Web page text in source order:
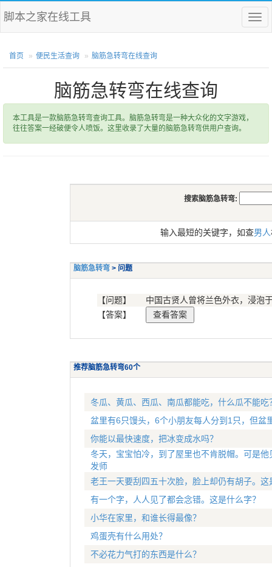
菜
单
脚本之家在线工具
首页 便民生活查询 脑筋急转弯在线查询
脑筋急转弯在线查询
本工具是一款脑筋急转弯查询工具。脑筋急转弯是一种大众化的文字游戏，
往往答案一经破便令人喷饭。这里收录了大量的脑筋急转弯供用户查询。
搜索脑筋急转弯:
输入最短的关键字，如查男人
脑筋急转弯 > 问题
【问题】
中国古贤人曾将兰色外衣，浸泡
【答案】
推荐脑筋急转弯60个
冬瓜、黄瓜、西瓜、南瓜都能吃，什么瓜不能吃
盆里有6只馒头，6个小朋友每人分到1只，但盆
你能以最快速度，把冰变成水吗？
冬天，宝宝怕冷，到了屋里也不肯脱帽。可是
发师
老王一天要刮四五十次脸，脸上却仍有胡子。这
有一个字，人人见了都会念错。这是什么字？
小华在家里，和谁长得最像？
鸡蛋壳有什么用处？
不必花力气打的东西是什么？